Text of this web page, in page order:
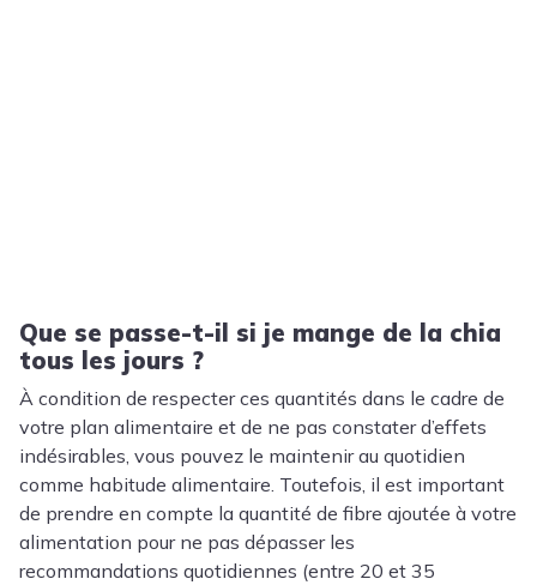
Que se passe-t-il si je mange de la chia
tous les jours ?
À condition de respecter ces quantités dans le cadre de
votre plan alimentaire et de ne pas constater d’effets
indésirables, vous pouvez le maintenir au quotidien
comme habitude alimentaire. Toutefois, il est important
de prendre en compte la quantité de fibre ajoutée à votre
alimentation pour ne pas dépasser les
recommandations quotidiennes (entre 20 et 35